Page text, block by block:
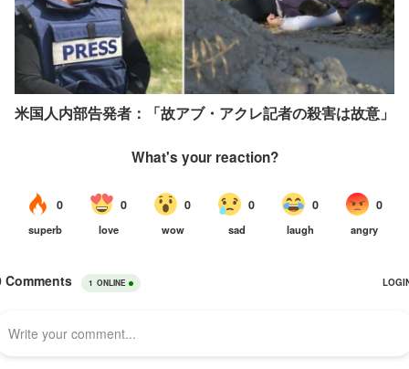
米国人内部告発者：「故アブ・アクレ記者の殺害は故意」